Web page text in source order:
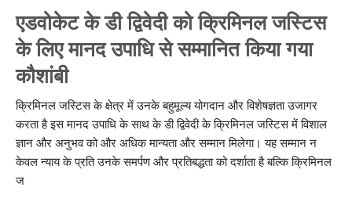
देश
राजस्थान
जालोर
खेल
शिक्षा
एडवोकेट के डी द्विवेदी को क्रिमिनल जस्टिस
के लिए मानद उपाधि से सम्मानित किया गया
कौशांबी
क्रिमिनल जस्टिस के क्षेत्र में उनके बहुमूल्य योगदान और विशेषज्ञता उजागर
करता है इस मानद उपाधि के साथ के डी द्विवेदी के क्रिमिनल जस्टिस में विशाल
ज्ञान और अनुभव को और अधिक मान्यता और सम्मान मिलेगा। यह सम्मान न
केवल न्याय के प्रति उनके समर्पण और प्रतिबद्धता को दर्शाता है बल्कि क्रिमिनल
ज